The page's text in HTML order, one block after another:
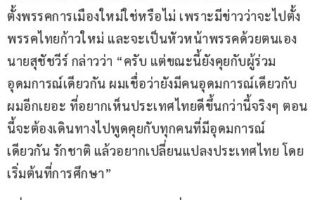
ตั้งพรรคการเมืองใหม่ใช่หรือไม่ เพราะมีข่าวว่าจะไปตั้ง
พรรคไทยก้าวใหม่ และจะเป็นหัวหน้าพรรคด้วยตนเอง
นายสุชัชวีร์ กล่าวว่า “ครับ แต่ขณะนี้ยังคุยกับผู้ร่วม
อุดมการณ์เดียวกัน ผมเชื่อว่ายังมีคนอุดมการณ์เดียวกับ
ผมอีกเยอะ ที่อยากเห็นประเทศไทยดีขึ้นกว่านี้จริงๆ ตอน
นี้จะต้องเดินทางไปพูดคุยกับทุกคนที่มีอุดมการณ์
เดียวกัน รักชาติ แล้วอยากเปลี่ยนแปลงประเทศไทย โดย
เริ่มต้นที่การศึกษา”